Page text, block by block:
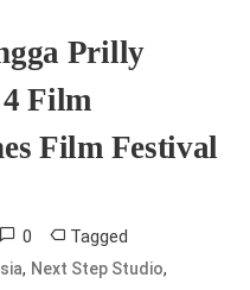
Prilly
Film
Film Festival
0 Tagged
, Next Step Studio,